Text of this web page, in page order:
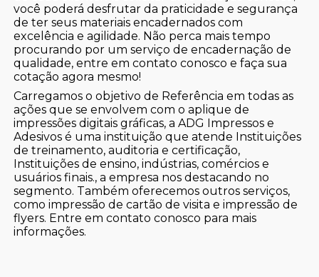
você poderá desfrutar da praticidade e segurança
de ter seus materiais encadernados com
excelência e agilidade. Não perca mais tempo
procurando por um serviço de encadernação de
qualidade, entre em contato conosco e faça sua
cotação agora mesmo!
Carregamos o objetivo de Referência em todas as
ações que se envolvem com o aplique de
impressões digitais gráficas, a ADG Impressos e
Adesivos é uma instituição que atende Instituições
de treinamento, auditoria e certificação,
Instituições de ensino, indústrias, comércios e
usuários finais., a empresa nos destacando no
segmento. Também oferecemos outros serviços,
como impressão de cartão de visita e impressão de
flyers. Entre em contato conosco para mais
informações.